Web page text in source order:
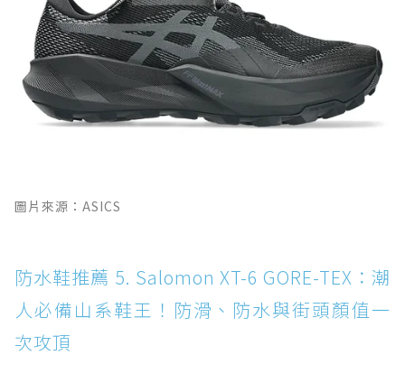
圖片來源：ASICS
防水鞋推薦 5. Salomon XT-6 GORE-TEX：潮
人必備山系鞋王！防滑、防水與街頭顏值一
次攻頂